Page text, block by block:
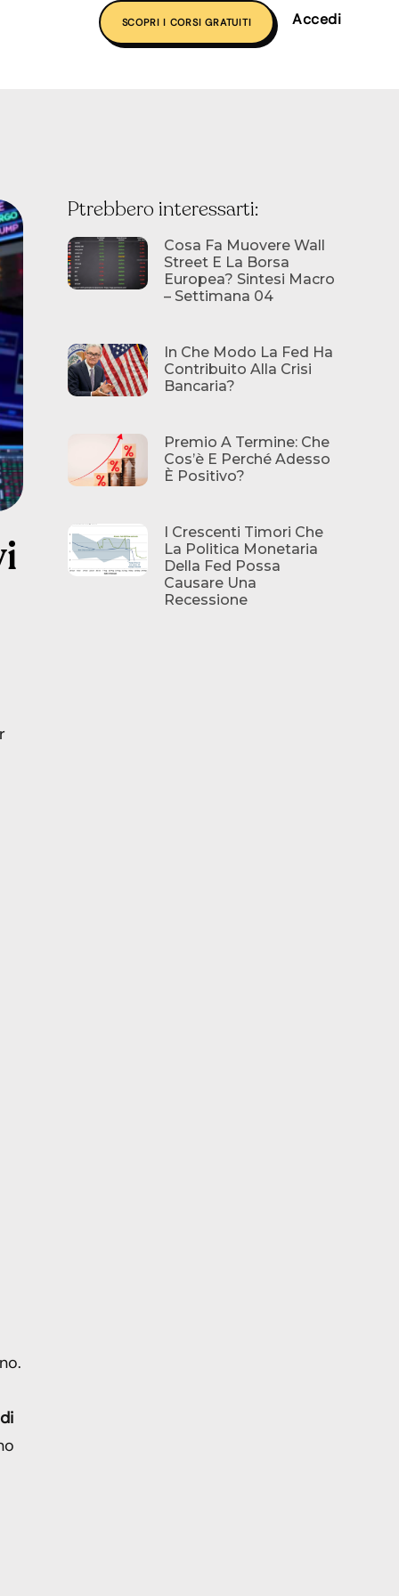
SCOPRI I CORSI GRATUITI Accedi
Ptrebbero interessarti:
Cosa Fa Muovere Wall
Street E La Borsa
Europea? Sintesi Macro
– Settimana 04
In Che Modo La Fed Ha
Contribuito Alla Crisi
Bancaria?
Premio A Termine: Che
Cos’è E Perché Adesso
È Positivo?
I Crescenti Timori Che
La Politica Monetaria
Della Fed Possa
Causare Una
Recessione